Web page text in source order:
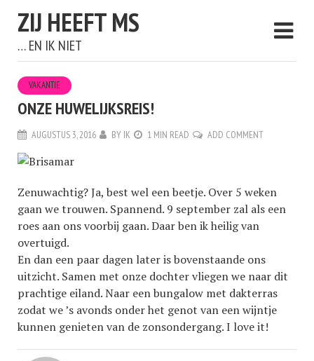
ZIJ HEEFT MS
… EN IK NIET
VAKANTIE
ONZE HUWELIJKSREIS!
AUGUSTUS 3, 2016 BY IK 1 MIN READ ADD COMMENT
Zenuwachtig? Ja, best wel een beetje. Over 5 weken
gaan we trouwen. Spannend. 9 september zal als een
roes aan ons voorbij gaan. Daar ben ik heilig van
overtuigd.
En dan een paar dagen later is bovenstaande ons
uitzicht. Samen met onze dochter vliegen we naar dit
prachtige eiland. Naar een bungalow met dakterras
zodat we ’s avonds onder het genot van een wijntje
kunnen genieten van de zonsondergang. I love it!